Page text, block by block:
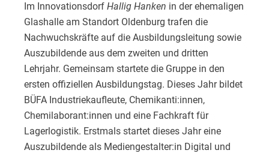
Im Innovationsdorf Hallig Hanken in der ehemaligen
Glashalle am Standort Oldenburg trafen die
Nachwuchskräfte auf die Ausbildungsleitung sowie
Auszubildende aus dem zweiten und dritten
Lehrjahr. Gemeinsam startete die Gruppe in den
ersten offiziellen Ausbildungstag. Dieses Jahr bildet
BÜFA Industriekaufleute, Chemikanti:innen,
Chemilaborant:innen und eine Fachkraft für
Lagerlogistik. Erstmals startet dieses Jahr eine
Auszubildende als Mediengestalter:in Digital und